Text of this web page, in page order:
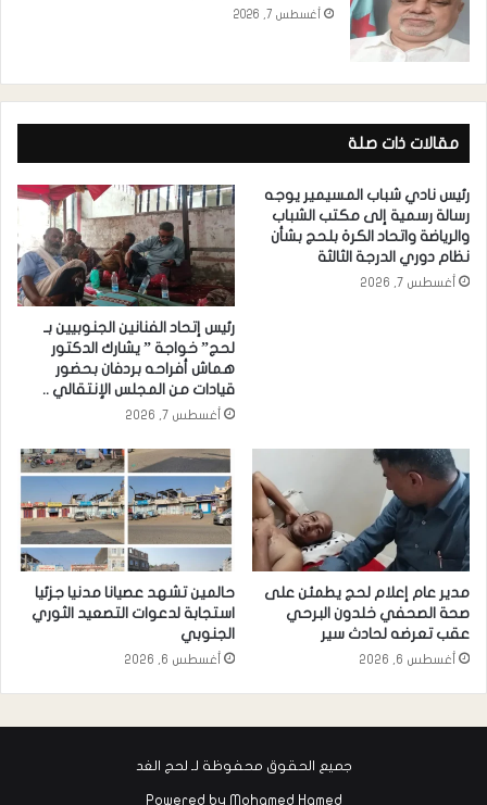
أغسطس 7, 2026
مقالات ذات صلة
رئيس نادي شباب المسيمير يوجه
رسالة رسمية إلى مكتب الشباب
والرياضة واتحاد الكرة بلحج بشأن
نظام دوري الدرجة الثالثة
أغسطس 7, 2026
رئيس إتحاد الفنانين الجنوبيين بـ
لحج” خواجة ” يشارك الدكتور
هماش أفراحه بردفان بحضور
قيادات من المجلس الإنتقالي ..
أغسطس 7, 2026
مدير عام إعلام لحج يطمئن على
صحة الصحفي خلدون البرحي
عقب تعرضه لحادث سير
أغسطس 6, 2026
حالمين تشهد عصيانا مدنيا جزئيا
استجابة لدعوات التصعيد الثوري
الجنوبي
أغسطس 6, 2026
جميع الحقوق محفوظة لـ لحج الغد
Powered by Mohamed Hamed